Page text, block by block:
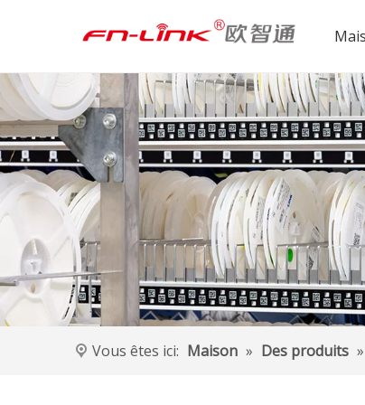
Vous êtes ici: Maison » Des produits »